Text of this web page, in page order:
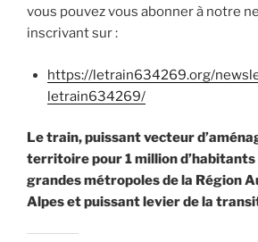
vous pouvez vous abonner à notre
inscrivant sur :
https://letrain634269.org/
letrain634269/
Le train, puissant vecteur
territoire pour 1 million
grandes métropoles de la Région
Alpes et puissant levier de la